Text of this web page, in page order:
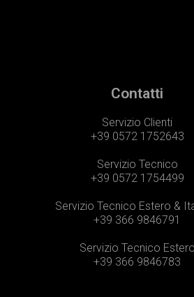
Contatti
Servizio Clienti
+39 0572 1752643
Servizio Tecnico
+39 0572 1754499
Servizio Tecnico Estero &
+39 366 9846791
Servizio Tecnico Estero
+39 366 9846783